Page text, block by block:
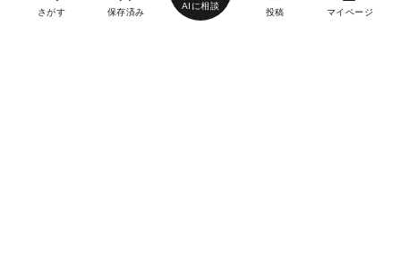
さがす 保存済み
AIに相談
投稿 マイページ